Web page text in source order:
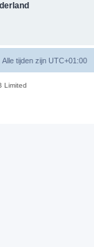
Alle tijden zijn UTC+01:00
Limited